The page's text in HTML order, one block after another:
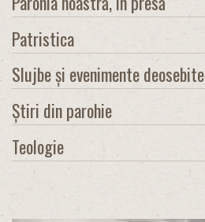
Patristica
Slujbe și evenimente deosebite
Știri din parohie
Teologie